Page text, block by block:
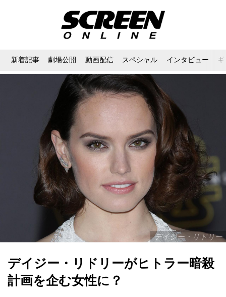
新着記事 劇場公開 動画配信 スペシャル インタビュー
デイジー・リドリー
デイジー・リドリーがヒトラー暗殺
計画を企む女性に？